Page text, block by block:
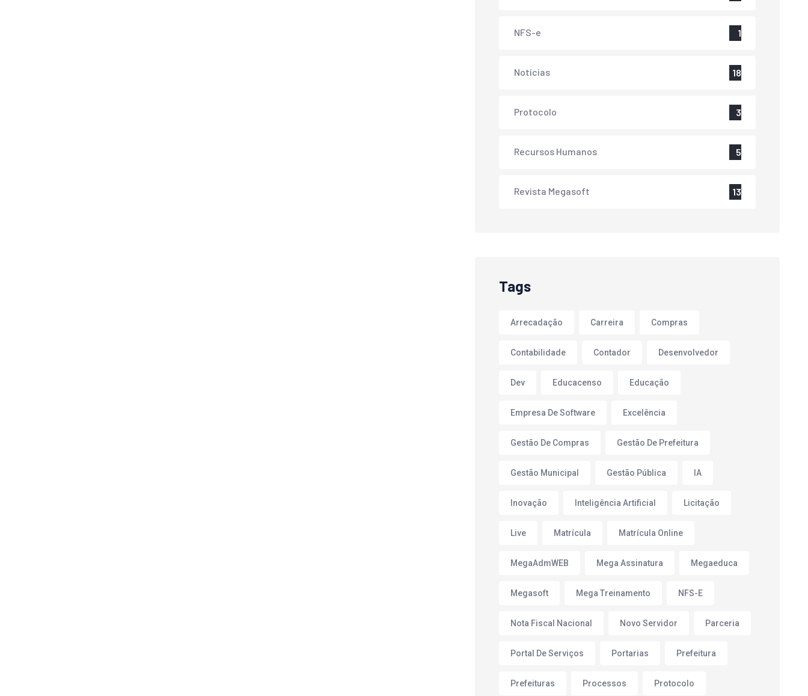
NFS-e 1
Notícias 18
Protocolo 3
Recursos Humanos 5
Revista Megasoft 13
Tags
Arrecadação Carreira Compras
Contabilidade Contador Desenvolvedor
Dev Educacenso Educação
Empresa De Software Excelência
Gestão De Compras Gestão De Prefeitura
Gestão Municipal Gestão Pública IA
Inovação Inteligência Artificial Licitação
Live Matrícula Matrícula Online
MegaAdmWEB Mega Assinatura Megaeduca
Megasoft Mega Treinamento NFS-E
Nota Fiscal Nacional Novo Servidor Parceria
Portal De Serviços Portarias Prefeitura
Prefeituras Processos Protocolo